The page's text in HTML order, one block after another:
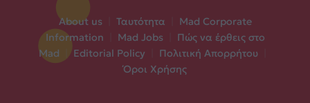
About us Ταυτότητα
Mad Corporate
Information
Mad Jobs
Πώς να έρθεις στο
Mad
Editorial Policy Πολιτική Απορρήτου
Όροι Χρήσης